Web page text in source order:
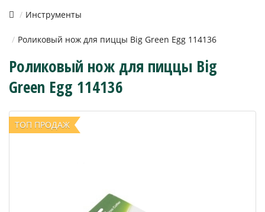
Инструменты
Роликовый нож для пиццы Big Green Egg 114136
Роликовый нож для пиццы Big
Green Egg 114136
ТОП ПРОДАЖ